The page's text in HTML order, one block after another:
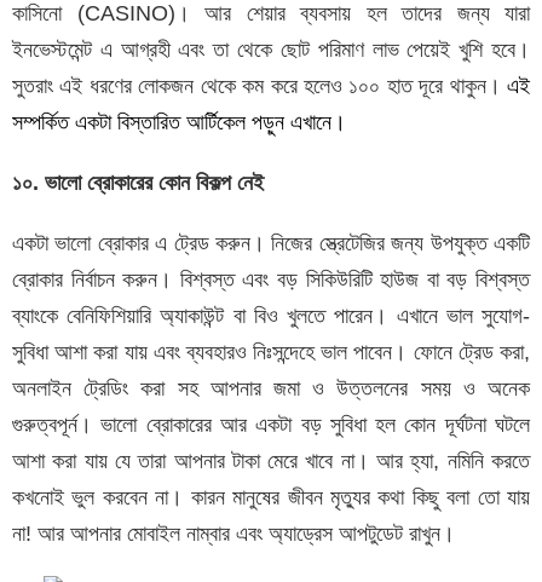
কাসিনো (CASINO)। আর শেয়ার ব্যবসায় হল তাদের জন্য যারা
ইনভেস্টমেন্ট এ আগ্রহী এবং তা থেকে ছোট পরিমাণ লাভ পেয়েই খুশি হবে।
সুতরাং এই ধরণের লোকজন থেকে কম করে হলেও ১০০ হাত দূরে থাকুন। এই
সম্পর্কিত একটা বিস্তারিত আর্টিকেল পড়ুন এখানে।
১০. ভালো ব্রোকারের কোন বিকল্প নেই
একটা ভালো ব্রোকার এ ট্রেড করুন। নিজের স্ত্রেটেজির জন্য উপযুক্ত একটি
ব্রোকার নির্বাচন করুন। বিশ্বস্ত এবং বড় সিকিউরিটি হাউজ বা বড় বিশ্বস্ত
ব্যাংকে বেনিফিশিয়ারি অ্যাকাউন্ট বা বিও খুলতে পারেন। এখানে ভাল সুযোগ-
সুবিধা আশা করা যায় এবং ব্যবহারও নিঃসন্দেহে ভাল পাবেন। ফোনে ট্রেড করা,
অনলাইন ট্রেডিং করা সহ আপনার জমা ও উত্তলনের সময় ও অনেক
গুরুত্বপূর্ন। ভালো ব্রোকারের আর একটা বড় সুবিধা হল কোন দূর্ঘটনা ঘটলে
আশা করা যায় যে তারা আপনার টাকা মেরে খাবে না। আর হ্যা, নমিনি করতে
কখনোই ভুল করবেন না। কারন মানুষের জীবন মৃত্যুর কথা কিছু বলা তো যায়
না! আর আপনার মোবাইল নাম্বার এবং অ্যাড্রেস আপটুডেট রাখুন।